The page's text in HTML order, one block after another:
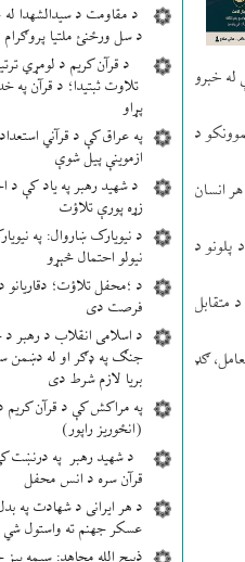
د مقاومت د سیدالشهدا
د سل ورځنئ ملتیا پروګرام
د قرآن کریم د لومړي
تلاوت ثبتیدا؛ د قرآن په
پړاو
په عراق کې د قرآني
ازموینې پیل شوې
د شهید رهبر په یاد کې د
زړه پورې تلاؤت
د نیویارک ښاروال: په
نیولو احتمال څېړو
د ؛محفل تلاؤت؛
فرصت دی
د اسلامی انقلاب د رهبر
جنګ په ډګر او له دښمن
بریا لازم شرط دی
په مراکش کې د قرآن کریم
(انځوریز راپور)
د شهید رهبر په درنښت
قرآن سره د انس محفل
د هر ایرانی د شهادت په
عسکر جهنم ته واستول شي
له خبرو
د
انسان
د
متقابل
ګډ